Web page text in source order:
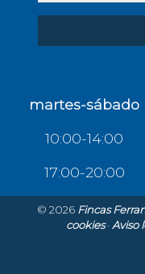
martes-sábado
10:00-14:00
17:00-20:00
© 2026 Fincas
cookies· Aviso